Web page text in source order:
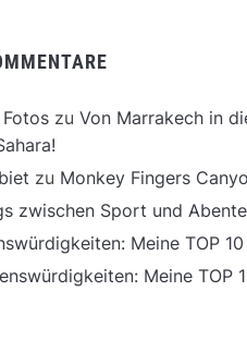
zu Von Marrakech in
zu Monkey Fingers
zwischen Sport und
Meine TOP 10
Meine TOP